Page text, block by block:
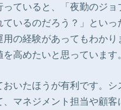
ていると、「夜勤のジ
いるのだろう？」とい
の経験があってもわか
高めたいと思っています
いたほうが有利です。
マネジメント担当や顧